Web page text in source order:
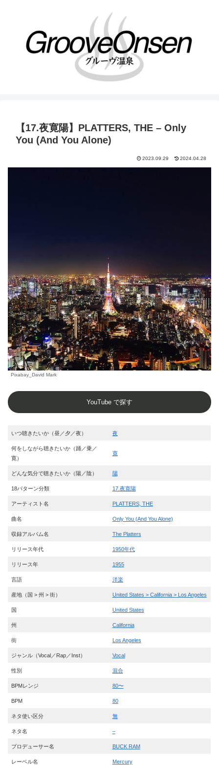
【17.夜寛陽】PLATTERS, THE – Only
You (And You Alone)
2023.09.29 2024.04.28
Pixabay_David Mark
YouTube で探す
いつ聴きたいか（昼／夕／夜） 夜
何をしながら聴きたいか（踊／乗／
寛）
寛
どんな気分で聴きたいか（陽／陰） 陽
18パターン分類 17.夜寛陽
アーティスト名 PLATTERS, THE
曲名 Only You (And You Alone)
収録アルバム名 The Platters
リリース年代 1950年代
リリース年 1955
言語 洋楽
産地（国 > 州 > 街） United States > California > Los Angeles
国 United States
州 California
街 Los Angeles
ジャンル（Vocal／Rap／Inst） Vocal
性別 混合
BPMレンジ 80〜
BPM 80
ネタ使い区分 無
ネタ名 –
プロデューサー名 BUCK RAM
レーベル名 Mercury